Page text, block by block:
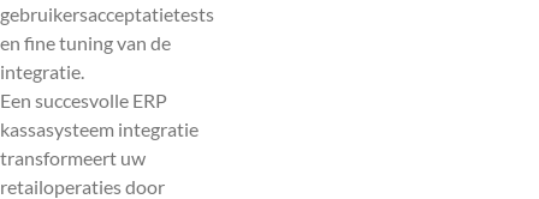
gebruikersacceptatietests
en fine tuning van de
integratie.
Een succesvolle ERP
kassasysteem integratie
transformeert uw
retailoperaties door